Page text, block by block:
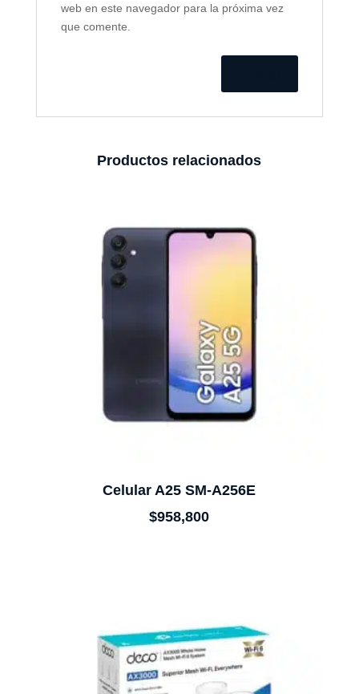
web en este navegador para la próxima vez
que comente.
Productos relacionados
Celular A25 SM-A256E
$958,800